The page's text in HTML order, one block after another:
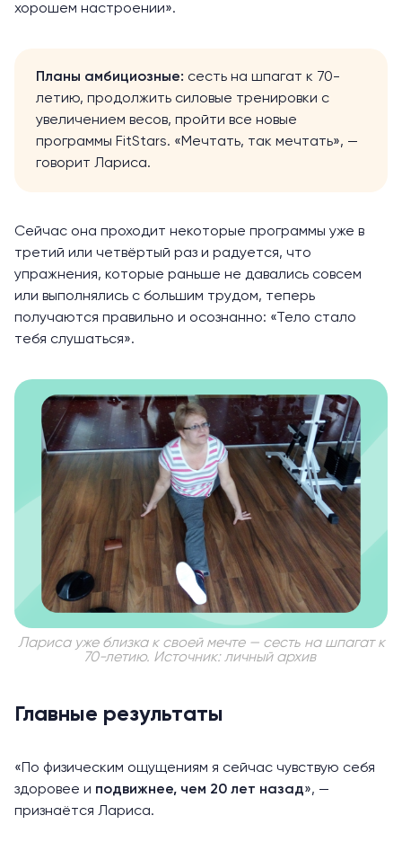
хорошем настроении».
Планы амбициозные: сесть на шпагат к 70-
летию, продолжить силовые тренировки с
увеличением весов, пройти все новые
программы FitStars. «Мечтать, так мечтать», —
говорит Лариса.
Сейчас она проходит некоторые программы уже в
третий или четвёртый раз и радуется, что
упражнения, которые раньше не давались совсем
или выполнялись с большим трудом, теперь
получаются правильно и осознанно: «Тело стало
тебя слушаться».
Лариса уже близка к своей мечте — сесть на шпагат к
70-летию. Источник: личный архив
Главные результаты
«По физическим ощущениям я сейчас чувствую себя
здоровее и подвижнее, чем 20 лет назад», —
признаётся Лариса.